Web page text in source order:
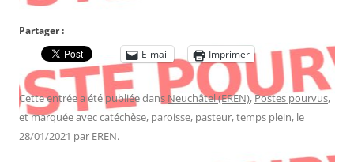
Partager :
E-mail
Imprimer
Cette entrée a été publiée dans Neuchâtel (EREN),Postes pourvus,
et marquée aveccatéchèse, paroisse, pasteur,temps plein, le
28/01/2021 par EREN.